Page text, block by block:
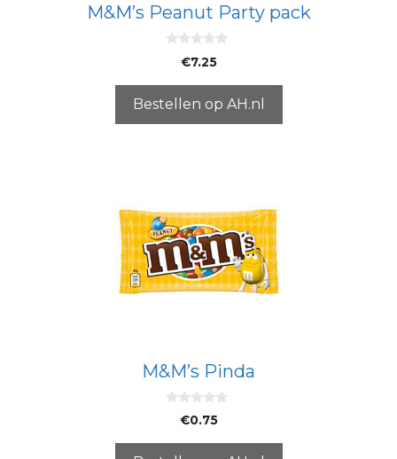
M&M’s Peanut Party pack
5
€7.25
Bestellen op AH.nl
M&M’s Pinda
€0.75